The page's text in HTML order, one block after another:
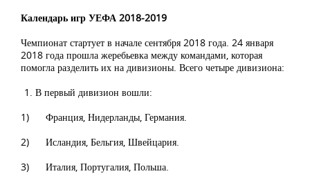
Календарь игр УЕФА 2018-2019
Чемпионат стартует в начале сентября 2018 года. 24 января
2018 года прошла жеребьевка между командами, которая
помогла разделить их на дивизионы. Всего четыре дивизиона:
В первый дивизион вошли:
1) Франция, Нидерланды, Германия.
2) Исландия, Бельгия, Швейцария.
3) Италия, Португалия, Польша.